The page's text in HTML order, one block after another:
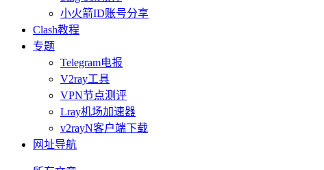
小火箭ID账号分享
Clash教程
专题
Telegram电报
V2ray工具
VPN节点测评
Lray机场加速器
v2rayN客户端下载
网址导航